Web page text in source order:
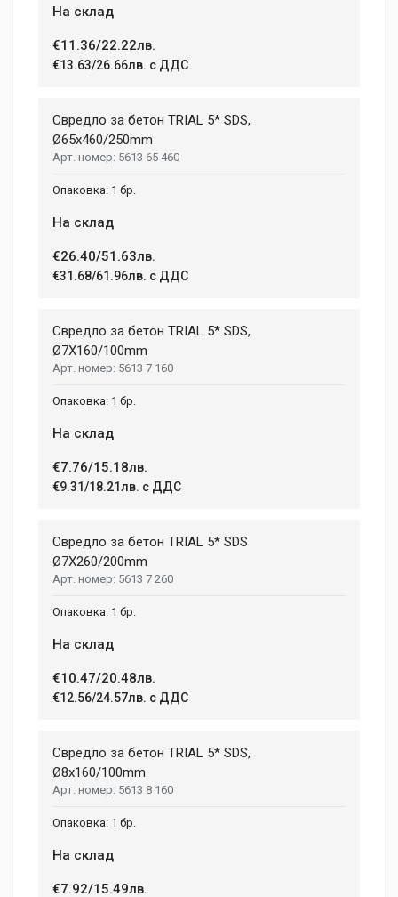
На склад
€11.36/22.22лв.
€13.63/26.66лв. с ДДС
Свредло за бетон TRIAL 5* SDS,
Ø65х460/250mm
5613 65 460
1 бр.
На склад
€26.40/51.63лв.
€31.68/61.96лв. с ДДС
Свредло за бетон TRIAL 5* SDS,
Ø7X160/100mm
5613 7 160
1 бр.
На склад
€7.76/15.18лв.
€9.31/18.21лв. с ДДС
Свредло за бетон TRIAL 5* SDS
Ø7X260/200mm
5613 7 260
1 бр.
На склад
€10.47/20.48лв.
€12.56/24.57лв. с ДДС
Свредло за бетон TRIAL 5* SDS,
Ø8x160/100mm
5613 8 160
1 бр.
На склад
€7.92/15.49лв.